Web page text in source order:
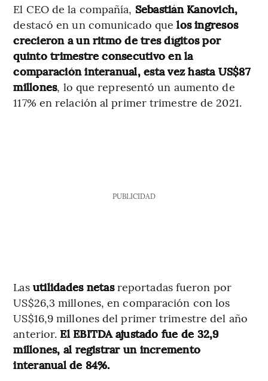
El CEO de la compañía, Sebastián Kanovich,
destacó en un comunicado quelos ingresos
crecieron a un ritmo de tres dígitos por
quinto trimestre consecutivo en la
comparación interanual, esta vez hasta US$87
millones, lo que representó un aumento de
117% en relación al primer trimestre de 2021.
PUBLICIDAD
Lasutilidades netasreportadas fueron por
US$26,3 millones, en comparación con los
US$16,9 millones del primer trimestre del año
anterior. El EBITDA ajustado fue de 32,9
millones, al registrar un incremento
interanual de 84%.